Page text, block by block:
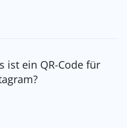
ist ein QR-Code für